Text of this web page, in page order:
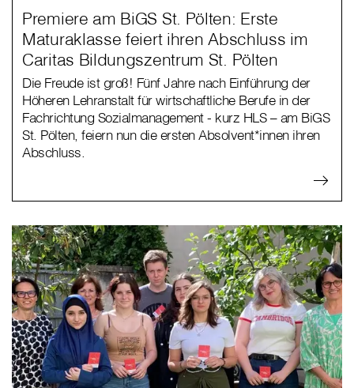
Premiere am BiGS St. Pölten: Erste
Maturaklasse feiert ihren Abschluss im
Caritas Bildungszentrum St. Pölten
Die Freude ist groß! Fünf Jahre nach Einführung der
Höheren Lehranstalt für wirtschaftliche Berufe in der
Fachrichtung Sozialmanagement - kurz HLS – am BiGS
St. Pölten, feiern nun die ersten Absolvent*innen ihren
Abschluss.